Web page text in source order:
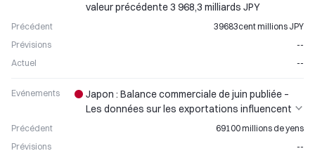
valeur précédente 3 968,3 milliards JPY
Précédent
39683cent millions JPY
Prévisions
--
Actuel
--
Evénements
Japon : Balance commerciale de juin publiée –
Les données sur les exportations influencent
Précédent
69100 millions de yens
Prévisions
--